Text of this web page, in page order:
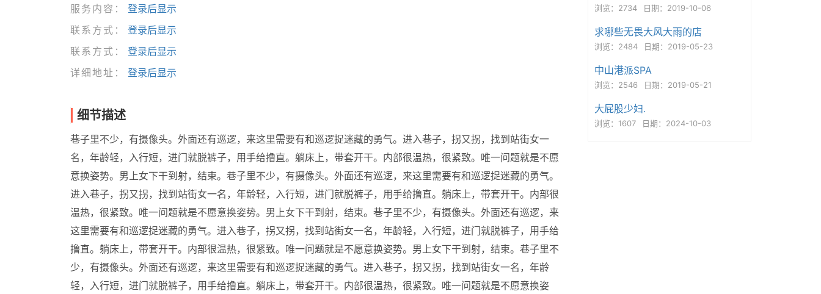
服务内容：
登录后显示
联系方式：
登录后显示
联系方式：
登录后显示
详细地址：
登录后显示
细节描述
巷子里不少，有摄像头。外面还有巡逻，来这里需要有和巡逻捉迷藏的勇气。进入巷子，拐又拐，找到站街女一
名，年龄轻，入行短，进门就脱裤子，用手给撸直。躺床上，带套开干。内部很温热，很紧致。唯一问题就是不愿
意换姿势。男上女下干到射，结束。巷子里不少，有摄像头。外面还有巡逻，来这里需要有和巡逻捉迷藏的勇气。
进入巷子，拐又拐，找到站街女一名，年龄轻，入行短，进门就脱裤子，用手给撸直。躺床上，带套开干。内部很
温热，很紧致。唯一问题就是不愿意换姿势。男上女下干到射，结束。巷子里不少，有摄像头。外面还有巡逻，来
这里需要有和巡逻捉迷藏的勇气。进入巷子，拐又拐，找到站街女一名，年龄轻，入行短，进门就脱裤子，用手给
撸直。躺床上，带套开干。内部很温热，很紧致。唯一问题就是不愿意换姿势。男上女下干到射，结束。巷子里不
少，有摄像头。外面还有巡逻，来这里需要有和巡逻捉迷藏的勇气。进入巷子，拐又拐，找到站街女一名，年龄
轻，入行短，进门就脱裤子，用手给撸直。躺床上，带套开干。内部很温热，很紧致。唯一问题就是不愿意换姿
浏览：2734 日期：2019-10-06
求哪些无畏大风大雨的店
浏览：2484 日期：2019-05-23
中山港派SPA
浏览：2546 日期：2019-05-21
大屁股少妇.
浏览：1607 日期：2024-10-03